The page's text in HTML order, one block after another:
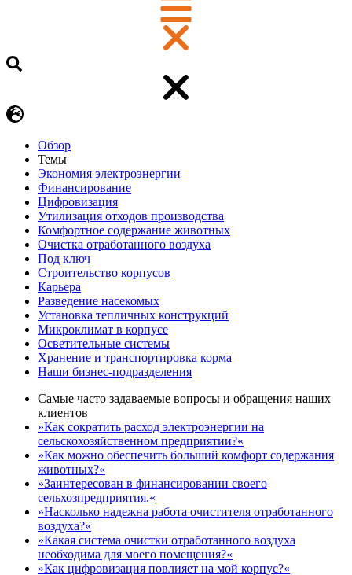
Обзор
Темы
Экономия электроэнергии
Финансирование
Цифровизация
Утилизация отходов производства
Комфортное содержание животных
Очистка отработанного воздуха
Под ключ
Строительство корпусов
Карьера
Разведение насекомых
Установка тепличных конструкций
Микроклимат в корпусе
Осветительные системы
Хранение и транспортировка корма
Наши бизнес-подразделения
Самые часто задаваемые вопросы и обращения наших
клиентов
»Как сократить расход электроэнергии на
сельскохозяйственном предприятии?«
»Как можно обеспечить больший комфорт содержания
животных?«
»Заинтересован в финансировании своего
сельхозпредприятия.«
»Насколько надежна работа очистителя отработанного
воздуха?«
»Какая система очистки отработанного воздуха
необходима для моего помещения?«
»Как цифровизация повлияет на мой корпус?«